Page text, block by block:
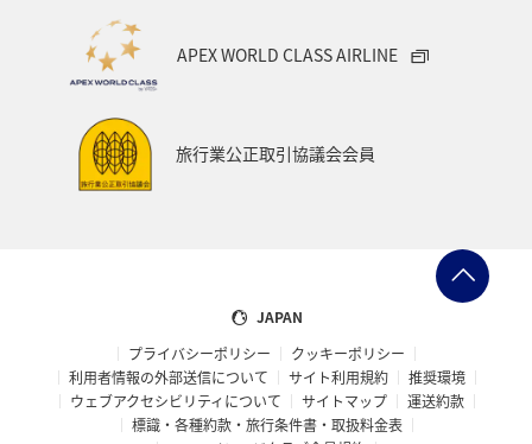
APEX WORLD CLASS AIRLINE
旅行業公正取引協議会会員
JAPAN
プライバシーポリシー
クッキーポリシー
利用者情報の外部送信について
サイト利用規約
推奨環境
ウェブアクセシビリティについて
サイトマップ
運送約款
標識・各種約款・旅行条件書・取扱料金表